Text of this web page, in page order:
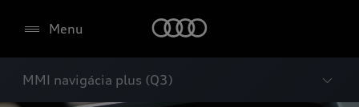
Menu
MMI navigácia plus (Q3)